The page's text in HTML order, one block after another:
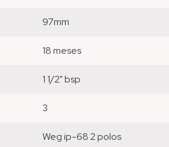
97mm
18 meses
1 1/2" bsp
3
weg ip-68 2 polos